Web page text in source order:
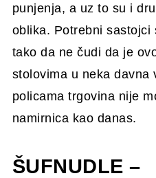
punjenja, a uz to su i
oblika. Potrebni
tako da ne čudi da je
stolovima u neka davna
policama trgovina nije
namirnica kao danas.
ŠUFNUDLE –